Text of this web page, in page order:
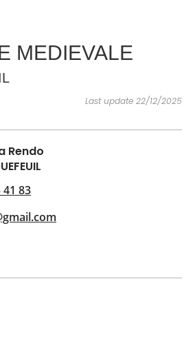
INSPIRATIONS AGENDA
MEDIEVALE
Last update 22/12/2025
Rendo
41 83